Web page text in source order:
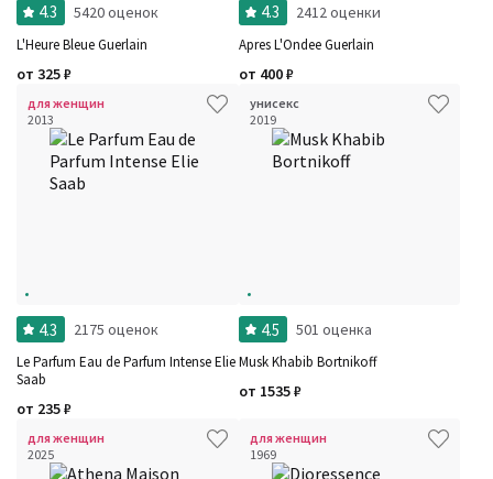
4.3 5420 оценок
L'Heure Bleue Guerlain
от 325₽
4.3 2412 оценки
Apres L'Ondee Guerlain
от 400₽
для женщин
2013
4.3 2175 оценок
Le Parfum Eau de Parfum Intense Elie
Saab
от 235₽
унисекс
2019
4.5 501 оценка
Musk Khabib Bortnikoff
от 1535₽
для женщин
2025
для женщин
1969